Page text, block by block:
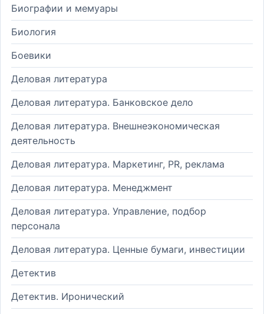
Биографии и мемуары
Биология
Боевики
Деловая литература
Деловая литература. Банковское дело
Деловая литература. Внешнеэкономическая
деятельность
Деловая литература. Маркетинг, PR, реклама
Деловая литература. Менеджмент
Деловая литература. Управление, подбор
персонала
Деловая литература. Ценные бумаги, инвестиции
Детектив
Детектив. Иронический